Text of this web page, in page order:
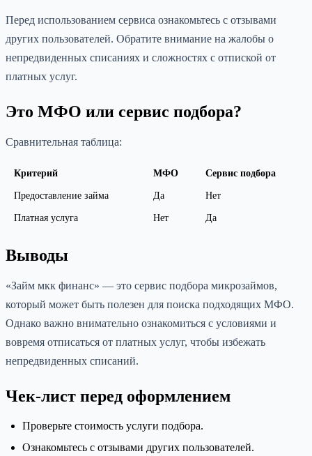
Перед использованием сервиса ознакомьтесь с отзывами
других пользователей. Обратите внимание на жалобы о
непредвиденных списаниях и сложностях с отпиской от
платных услуг.
Это МФО или сервис подбора?
Сравнительная таблица:
Критерий МФО Сервис подбора
Предоставление займа Да Нет
Платная услуга Нет Да
Выводы
«Займ мкк финанс» — это сервис подбора микрозаймов,
который может быть полезен для поиска подходящих МФО.
Однако важно внимательно ознакомиться с условиями и
вовремя отписаться от платных услуг, чтобы избежать
непредвиденных списаний.
Чек-лист перед оформлением
Проверьте стоимость услуги подбора.
Ознакомьтесь с отзывами других пользователей.